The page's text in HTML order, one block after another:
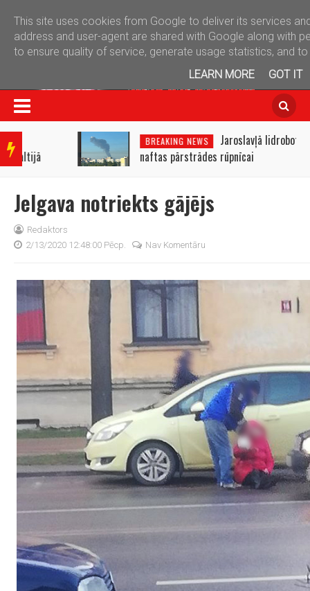
telegram
BRE
AKIN
NEW
BREAKING NEWS
Jaroslavļā lidroboti trāpījuši
naftas pārstrādes rūpnīcai
Jelgava notriekts gājējs
Redaktors
2/13/2020 12:48:00 Pēcp.
Nav Komentāru
This site uses cookies from Google to deliver its services
address and user-agent are shared with Google along with
to ensure quality of service, generate usage statistics, and
LEARN MORE
GOT IT